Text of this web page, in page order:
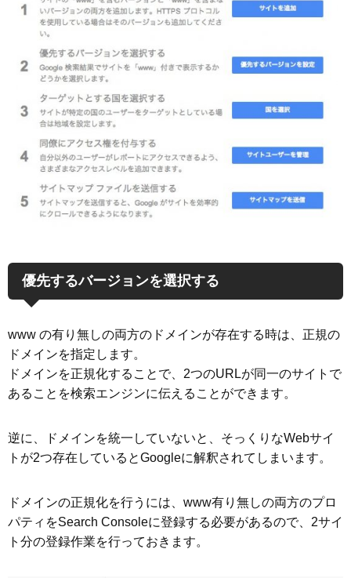
優先するバージョンを選択する
www の有り無しの両方のドメインが存在する時は、正規の
ドメインを指定します。
ドメインを正規化することで、2つのURLが同一のサイトで
あることを検索エンジンに伝えることができます。
逆に、ドメインを統一していないと、そっくりなWebサイ
トが2つ存在しているとGoogleに解釈されてしまいます。
ドメインの正規化を行うには、www有り無しの両方のプロ
パティをSearch Consoleに登録する必要があるので、2サイ
ト分の登録作業を行っておきます。